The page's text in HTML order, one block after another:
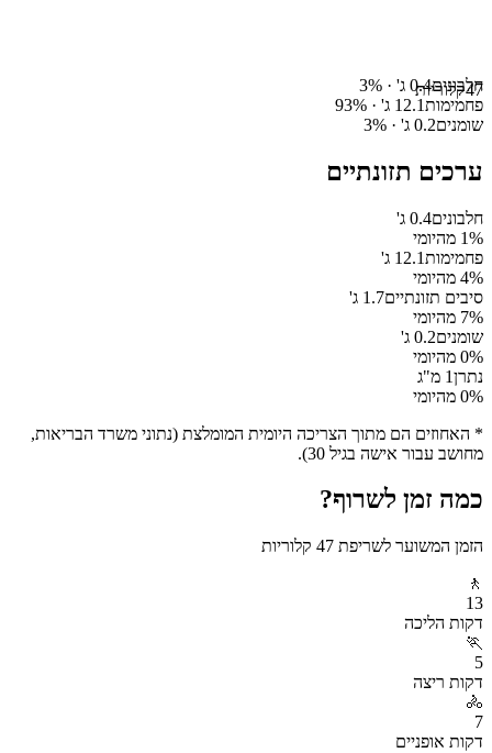
47קלוריות
חלבונים0.4 ג' · 3%
פחמימות12.1 ג' · 93%
שומנים0.2 ג' · 3%
ערכים תזונתיים
חלבונים0.4 ג'
1% מהיומי
פחמימות12.1 ג'
4% מהיומי
סיבים תזונתיים1.7 ג'
7% מהיומי
שומנים0.2 ג'
0% מהיומי
נתרן1 מ"ג
0% מהיומי
* האחוזים הם מתוך הצריכה היומית המומלצת (נתוני משרד הבריאות,
מחושב עבור אישה בגיל 30).
כמה זמן לשרוף?
הזמן המשוער לשריפת 47 קלוריות
🚶
13
דקות הליכה
🏃
5
דקות ריצה
🚴
7
דקות אופניים